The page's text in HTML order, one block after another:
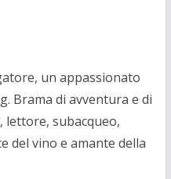
un appassionato
Brama di avventura e di
lettore, subacqueo,
del vino e amante della